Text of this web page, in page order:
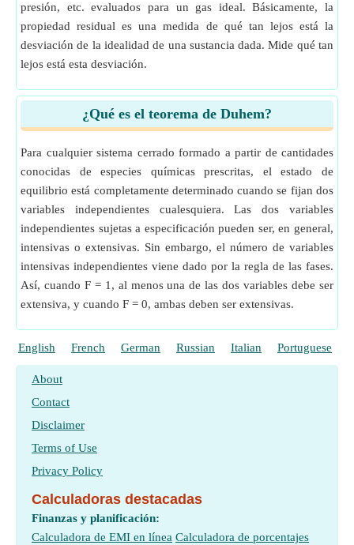
presión, etc. evaluados para un gas ideal. Básicamente, la
propiedad residual es una medida de qué tan lejos está la
desviación de la idealidad de una sustancia dada. Mide qué tan
lejos está esta desviación.
¿Qué es el teorema de Duhem?
Para cualquier sistema cerrado formado a partir de cantidades
conocidas de especies químicas prescritas, el estado de
equilibrio está completamente determinado cuando se fijan dos
variables independientes cualesquiera. Las dos variables
independientes sujetas a especificación pueden ser, en general,
intensivas o extensivas. Sin embargo, el número de variables
intensivas independientes viene dado por la regla de las fases.
Así, cuando F = 1, al menos una de las dos variables debe ser
extensiva, y cuando F = 0, ambas deben ser extensivas.
English French German Russian Italian Portuguese
About
Contact
Disclaimer
Terms of Use
Privacy Policy
Calculadoras destacadas
Finanzas y planificación:
Calculadora de EMI en línea Calculadora de porcentajes